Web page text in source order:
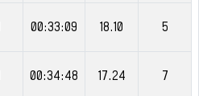
00:33:09 18.10 5
00:34:48 17.24 7